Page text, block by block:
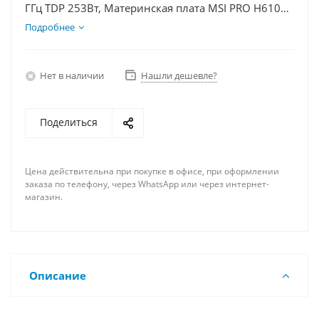
ГГц TDP 253Вт, Материнская плата MSI PRO H610M-
E, Видеокарта RTX 3050 6Гб, Память DDR4 64Gb,
Подробнее
Нет в наличии Нашли дешевле?
Поделиться
Цена действительна при покупке в офисе, при оформлении
заказа по телефону, через WhatsApp или через интернет-
магазин.
Описание